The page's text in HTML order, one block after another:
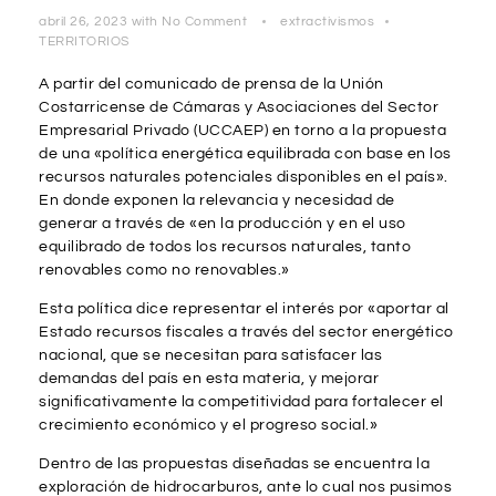
abril 26, 2023 with No Comment
extractivismos
TERRITORIOS
A partir del comunicado de prensa de la Unión
Costarricense de Cámaras y Asociaciones del Sector
Empresarial Privado (UCCAEP) en torno a la propuesta
de una «política energética equilibrada con base en los
recursos naturales potenciales disponibles en el país».
En donde exponen la relevancia y necesidad de
generar a través de «en la producción y en el uso
equilibrado de todos los recursos naturales, tanto
renovables como no renovables.»
Esta política dice representar el interés por «aportar al
Estado recursos fiscales a través del sector energético
nacional, que se necesitan para satisfacer las
demandas del país en esta materia, y mejorar
significativamente la competitividad para fortalecer el
crecimiento económico y el progreso social.»
Dentro de las propuestas diseñadas se encuentra la
exploración de hidrocarburos, ante lo cual nos pusimos